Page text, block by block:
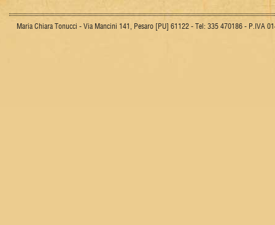
Maria Chiara Tonucci - Via Mancini 141, Pesaro [PU] 61122 - Tel: 335 470186 - P.IVA